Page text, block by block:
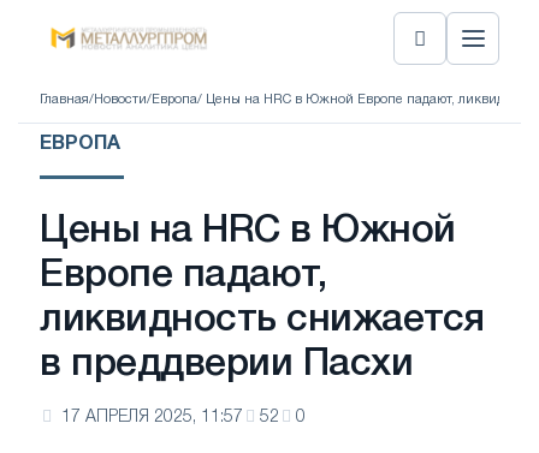
Главная/ Новости/ Европа/ Цены на HRC в Южной Европе падают,
ЕВРОПА
Цены на HRC в Южной
Европе падают,
ликвидность снижается
в преддверии Пасхи
17 АПРЕЛЯ 2025, 11:57 52 0